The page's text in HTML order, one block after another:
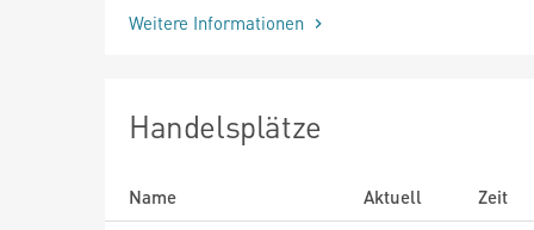
Weitere Informationen
Handelsplätze
Name Aktuell
Zeit